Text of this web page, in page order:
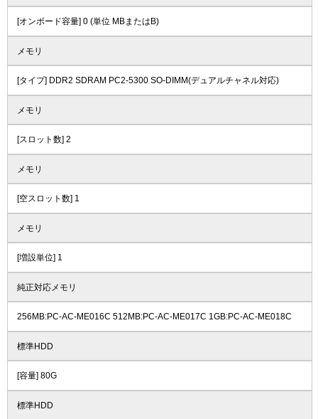
[オンボード容量] 0 (単位 MBまたはB)
メモリ
[タイプ] DDR2 SDRAM PC2-5300 SO-DIMM(デュアルチャネル対応)
メモリ
[スロット数] 2
メモリ
[空スロット数] 1
メモリ
[増設単位] 1
純正対応メモリ
256MB:PC-AC-ME016C 512MB:PC-AC-ME017C 1GB:PC-AC-ME018C
標準HDD
[容量] 80G
標準HDD